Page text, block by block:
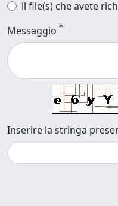
il file(s) che avete
Messaggio
Inserire la stringa